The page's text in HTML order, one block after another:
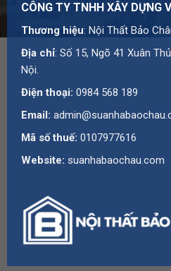
CÔNG TY TNHH XÂY DỰNG
Thương hiệu: Nội Thất Bảo
Địa chỉ: Số 15, Ngõ 41 Xuân
Nội.
Điện thoại: 0984 568 189
Email:
Mã số thuế: 0107977616
Website: suanhabaochau.com